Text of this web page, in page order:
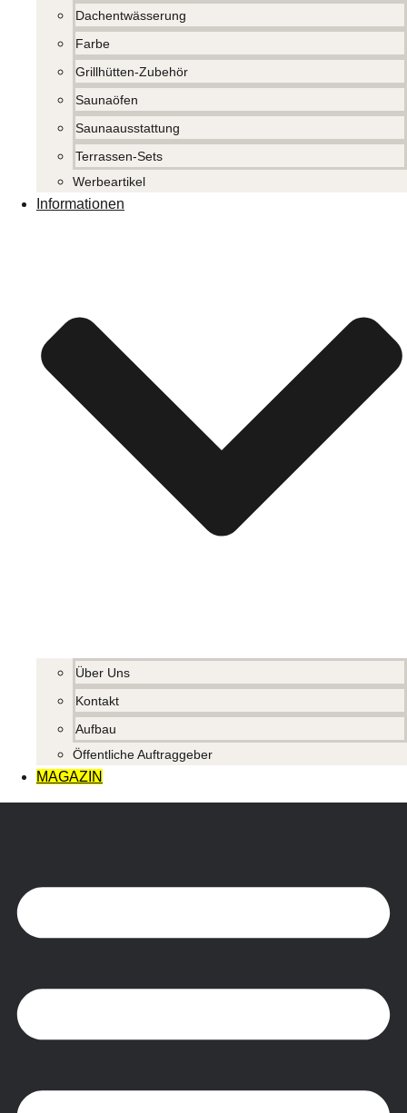
Dachentwässerung
Farbe
Grillhütten-Zubehör
Saunaöfen
Saunaausstattung
Terrassen-Sets
Werbeartikel
Informationen
Über Uns
Kontakt
Aufbau
Öffentliche Auftraggeber
MAGAZIN